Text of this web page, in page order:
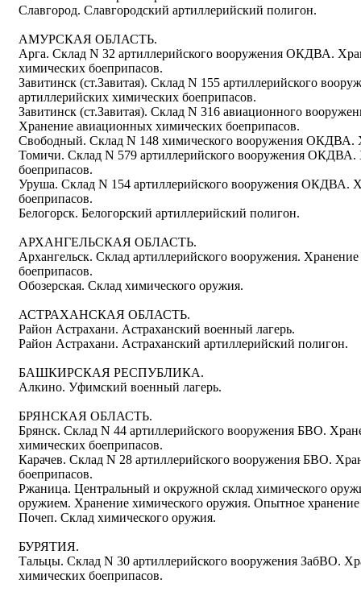
Славгород. Славгородский артиллерийский полигон.
АМУРСКАЯ ОБЛАСТЬ.
Арга. Склад N 32 артиллерийского вооружения ОКДВА.
химических боеприпасов.
Завитинск (ст.Завитая). Склад N 155 артиллерийского
артиллерийских химических боеприпасов.
Завитинск (ст.Завитая). Склад N 316 авиационного
Хранение авиационных химических боеприпасов.
Свободный. Склад N 148 химического вооружения ОКДВА.
Томичи. Склад N 579 артиллерийского вооружения ОКДВА.
боеприпасов.
Уруша. Склад N 154 артиллерийского вооружения ОКДВА.
боеприпасов.
Белогорск. Белогорский артиллерийский полигон.
АРХАНГЕЛЬСКАЯ ОБЛАСТЬ.
Архангельск. Склад артиллерийского вооружения.
боеприпасов.
Обозерская. Склад химического оружия.
АСТРАХАНСКАЯ ОБЛАСТЬ.
Район Астрахани. Астраханский военный лагерь.
Район Астрахани. Астраханский артиллерийский полигон.
БАШКИРСКАЯ РЕСПУБЛИКА.
Алкино. Уфимский военный лагерь.
БРЯНСКАЯ ОБЛАСТЬ.
Брянск. Склад N 44 артиллерийского вооружения БВО.
химических боеприпасов.
Карачев. Склад N 28 артиллерийского вооружения БВО.
боеприпасов.
Ржаница. Центральный и окружной склад химического
оружием. Хранение химического оружия. Опытное
Почеп. Склад химического оружия.
БУРЯТИЯ.
Тальцы. Склад N 30 артиллерийского вооружения ЗабВО.
химических боеприпасов.